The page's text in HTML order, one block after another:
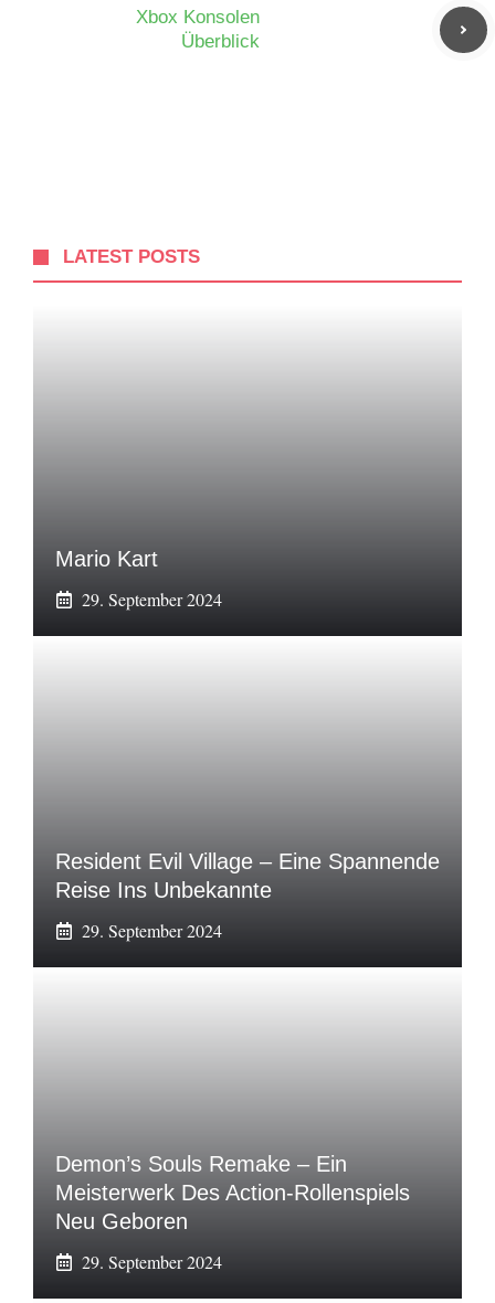
Xbox Konsolen
Überblick
LATEST POSTS
Mario Kart
29. September 2024
Resident Evil Village – Eine Spannende
Reise Ins Unbekannte
29. September 2024
Demon’s Souls Remake – Ein
Meisterwerk Des Action-Rollenspiels
Neu Geboren
29. September 2024